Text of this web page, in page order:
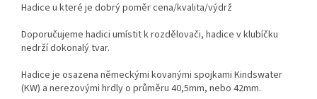
Hadice u které je dobrý poměr cena/kvalita/výdrž
Doporučujeme hadici umístit k rozdělovači, hadice v klubíčku
nedrží dokonalý tvar.
Hadice je osazena německými kovanými spojkami Kindswater
(KW) a nerezovými hrdly o průměru 40,5mm, nebo 42mm.